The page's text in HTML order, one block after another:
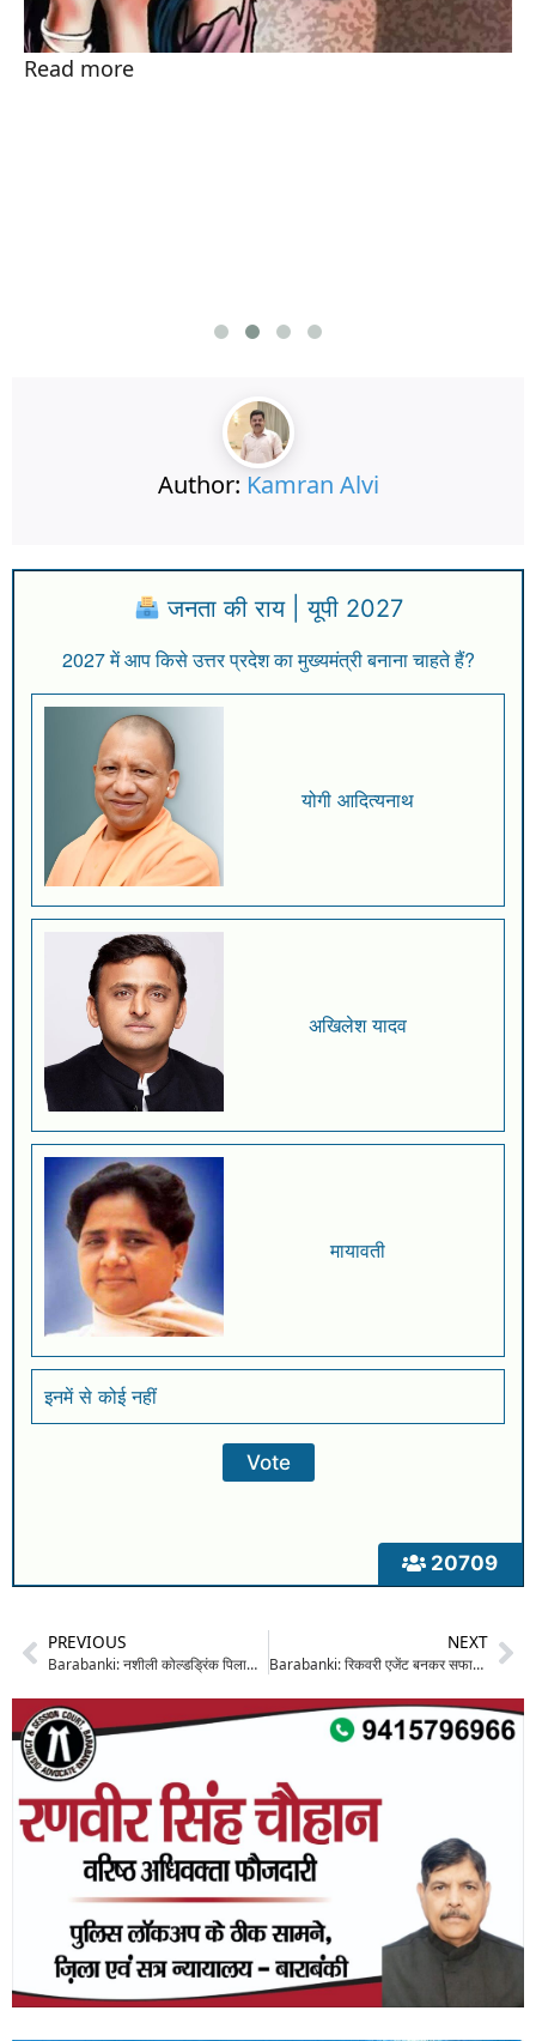
Read more
Author: Kamran Alvi
20709
जनता की राय | यूपी 2027
2027 में आप किसे उत्तर प्रदेश का मुख्यमंत्री बनाना चाहते हैं?
योगी आदित्यनाथ
अखिलेश यादव
मायावती
इनमें से कोई नहीं
PREVIOUS
Barabanki: नशीली कोल्डड्रिंक पिलाकर घंटों दलित युवती से दुष्कर्म करता रहा ऑटो चालक, विरोध पर बेरहमी से पीटा; दी जान से मारने की धमकी
NEXT
Barabanki: रिकवरी एजेंट बनकर सफारी स्टॉर्म गाड़ी व एक लाख रुपए छीनने का आरोप, पीड़ित ने नगर कोतवाली में की शिकायत